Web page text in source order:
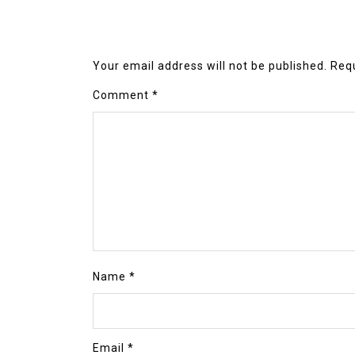
Your email address will not be published.
Comment *
Name *
Email *